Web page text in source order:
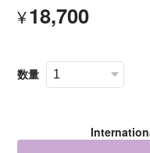
¥18,700
数量